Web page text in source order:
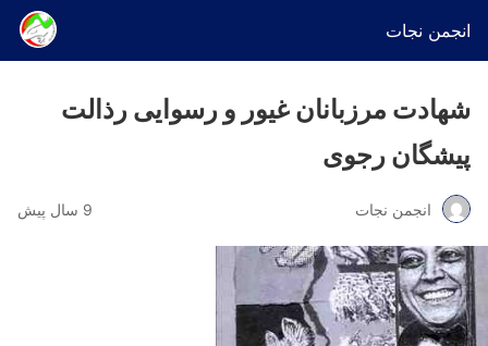
انجمن نجات
شهادت مرزبانان غیور و رسوایی رذالت
پیشگان رجوی
انجمن نجات 9 سال پیش